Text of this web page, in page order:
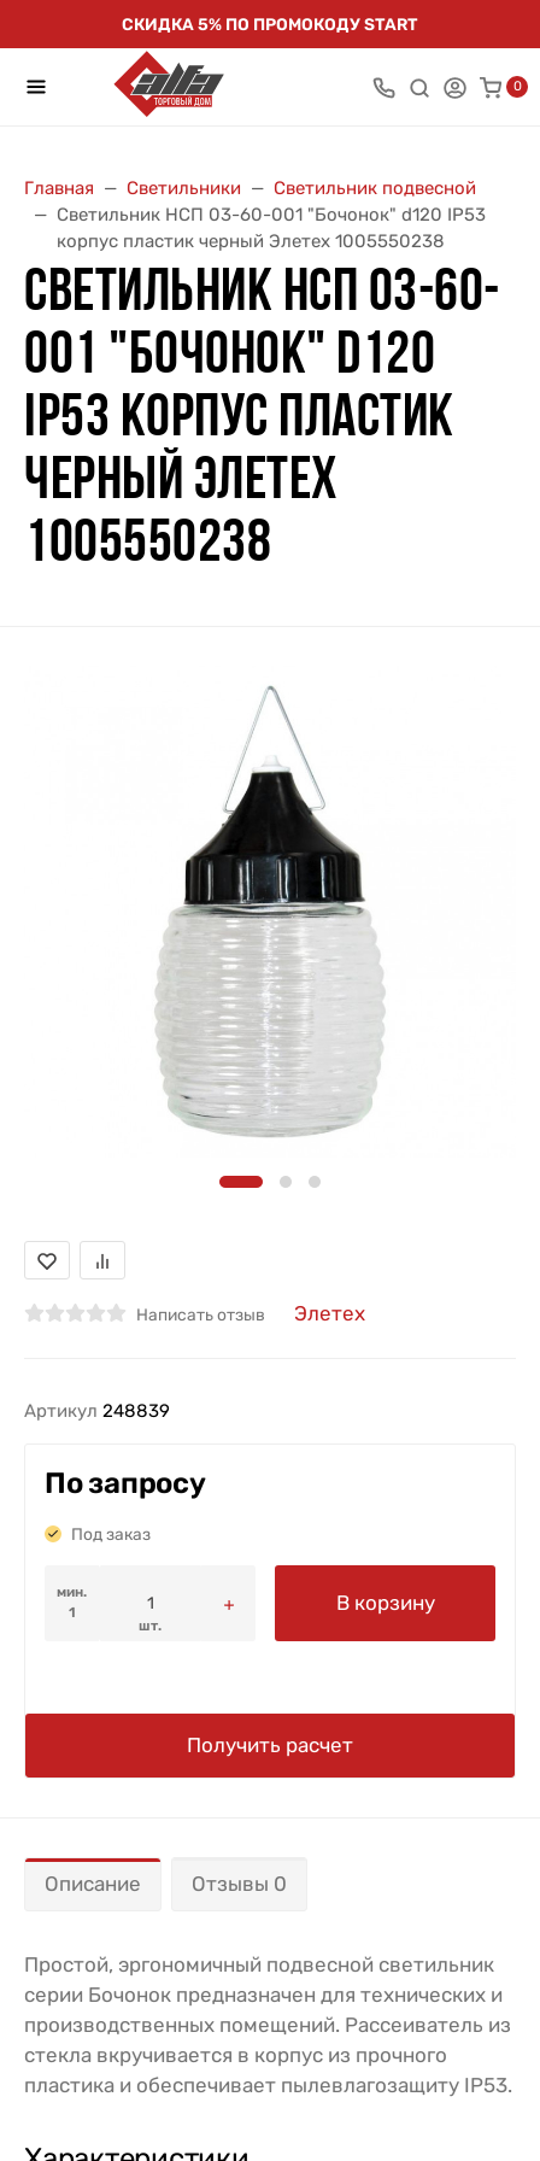
СКИДКА 5% ПО ПРОМОКОДУ START
0
Главная Светильники
Светильник подвесной
Светильник НСП 03-60-001 "Бочонок" d120 IP53
корпус пластик черный Элетех 1005550238
СВЕТИЛЬНИК НСП 03-60-
001 "БОЧОНОК" D120
IP53 КОРПУС ПЛАСТИК
ЧЕРНЫЙ ЭЛЕТЕХ
1005550238
Написать отзыв Элетех
Артикул 248839
По запросу
Под заказ
мин.
1
шт.
В корзину
Получить расчет
Описание Отзывы 0
Простой, эргономичный подвесной светильник
серии Бочонок предназначен для технических и
производственных помещений. Рассеиватель из
стекла вкручивается в корпус из прочного
пластика и обеспечивает пылевлагозащиту IP53.